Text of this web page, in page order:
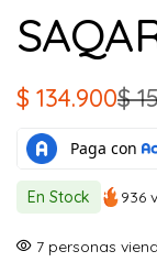
$
El
precio
original
era:
$ 150.000.
$ 134.900
El
precio
actual
es:
$ 134.900.
En Stock 936
7 personas